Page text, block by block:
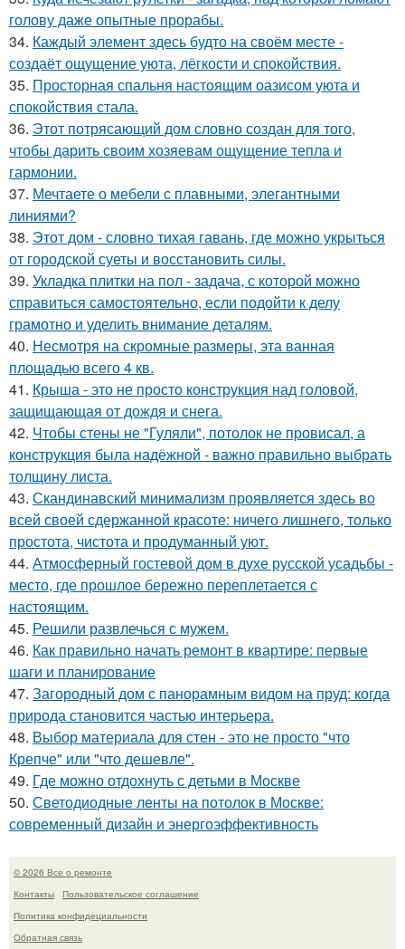
голову даже опытные прорабы.
34. Каждый элемент здесь будто на своём месте -
создаёт ощущение уюта, лёгкости и спокойствия.
35. Просторная спальня настоящим оазисом уюта и
спокойствия стала.
36. Этот потрясающий дом словно создан для того,
чтобы дарить своим хозяевам ощущение тепла и
гармонии.
37. Мечтаете о мебели с плавными, элегантными
линиями?
38. Этот дом - словно тихая гавань, где можно укрыться
от городской суеты и восстановить силы.
39. Укладка плитки на пол - задача, с которой можно
справиться самостоятельно, если подойти к делу
грамотно и уделить внимание деталям.
40. Несмотря на скромные размеры, эта ванная
площадью всего 4 кв.
41. Крыша - это не просто конструкция над головой,
защищающая от дождя и снега.
42. Чтобы стены не "Гуляли", потолок не провисал, а
конструкция была надёжной - важно правильно выбрать
толщину листа.
43. Скандинавский минимализм проявляется здесь во
всей своей сдержанной красоте: ничего лишнего, только
простота, чистота и продуманный уют.
44. Атмосферный гостевой дом в духе русской усадьбы -
место, где прошлое бережно переплетается с
настоящим.
45. Решили развлечься с мужем.
46. Как правильно начать ремонт в квартире: первые
шаги и планирование
47. Загородный дом с панорамным видом на пруд: когда
природа становится частью интерьера.
48. Выбор материала для стен - это не просто "что
Крепче" или "что дешевле".
49. Где можно отдохнуть с детьми в Москве
50. Светодиодные ленты на потолок в Москве:
современный дизайн и энергоэффективность
© 2026 Все о ремонте
Контакты
Пользовательское соглашение
Политика конфидециальности
Обратная связь